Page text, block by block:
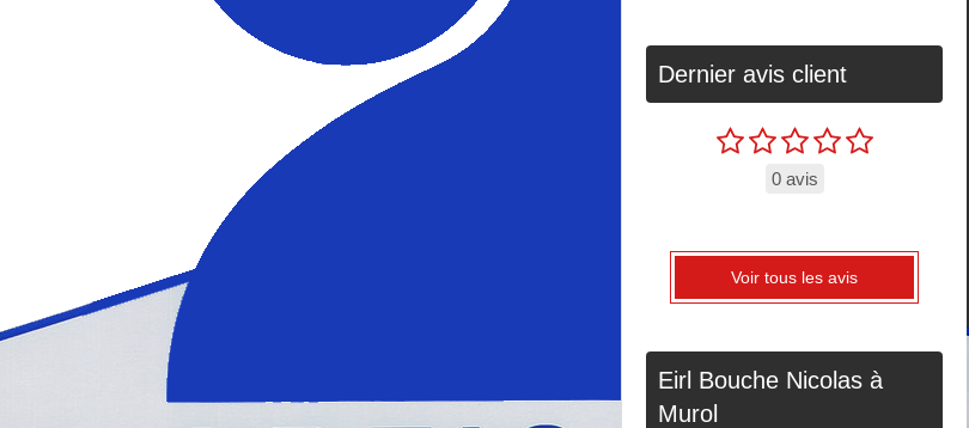
Dernier avis client
0 avis
Voir tous les avis
Eirl Bouche Nicolas à
Murol